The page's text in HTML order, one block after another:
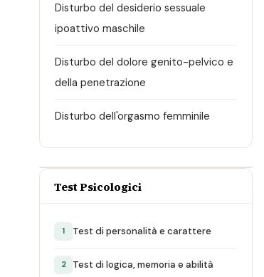
Disturbo del desiderio sessuale
ipoattivo maschile
Disturbo del dolore genito-pelvico e
della penetrazione
Disturbo dell'orgasmo femminile
Test Psicologici
1 Test di personalità e carattere
2 Test di logica, memoria e abilità